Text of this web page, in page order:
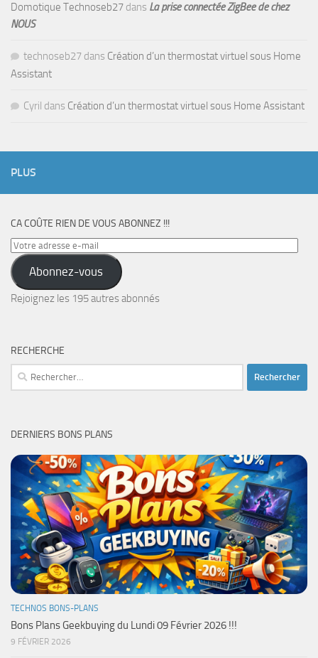
Domotique Technoseb27 dans La prise connectée ZigBee de chez
NOUS
technoseb27 dans Création d’un thermostat virtuel sous Home
Assistant
Cyril dans Création d’un thermostat virtuel sous Home Assistant
PLUS
CA COÛTE RIEN DE VOUS ABONNEZ !!!
Votre
adresse
e-
mail
Abonnez-vous
Rejoignez les 195 autres abonnés
RECHERCHE
Rechercher :
DERNIERS BONS PLANS
TECHNOS BONS-PLANS
Bons Plans Geekbuying du Lundi 09 Février 2026 !!!
9 FÉVRIER 2026